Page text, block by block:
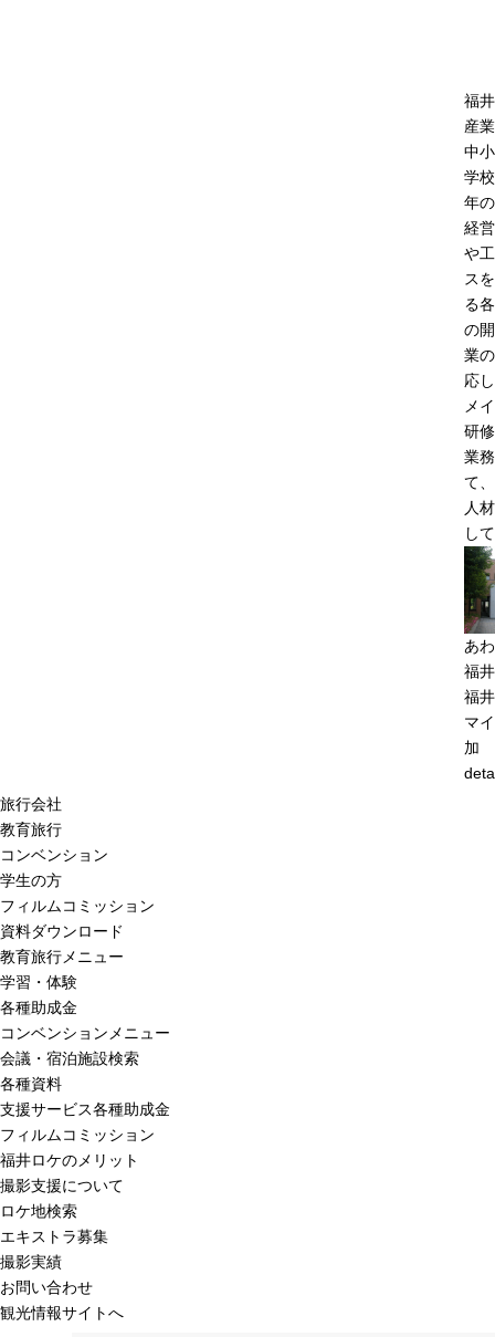
福
産
中
学
年
経
や
ス
る
の
業
応
メ
研
業
て
人
し
あ
福
福
マ
加
旅行会社
教育旅行
コンベンション
学生の方
フィルムコミッション
資料ダウンロード
教育旅行メニュー
学習・体験
各種助成金
コンベンションメニュー
会議・宿泊施設検索
各種資料
支援サービス各種助成金
フィルムコミッション
福井ロケのメリット
撮影支援について
ロケ地検索
エキストラ募集
撮影実績
お問い合わせ
観光情報サイトへ